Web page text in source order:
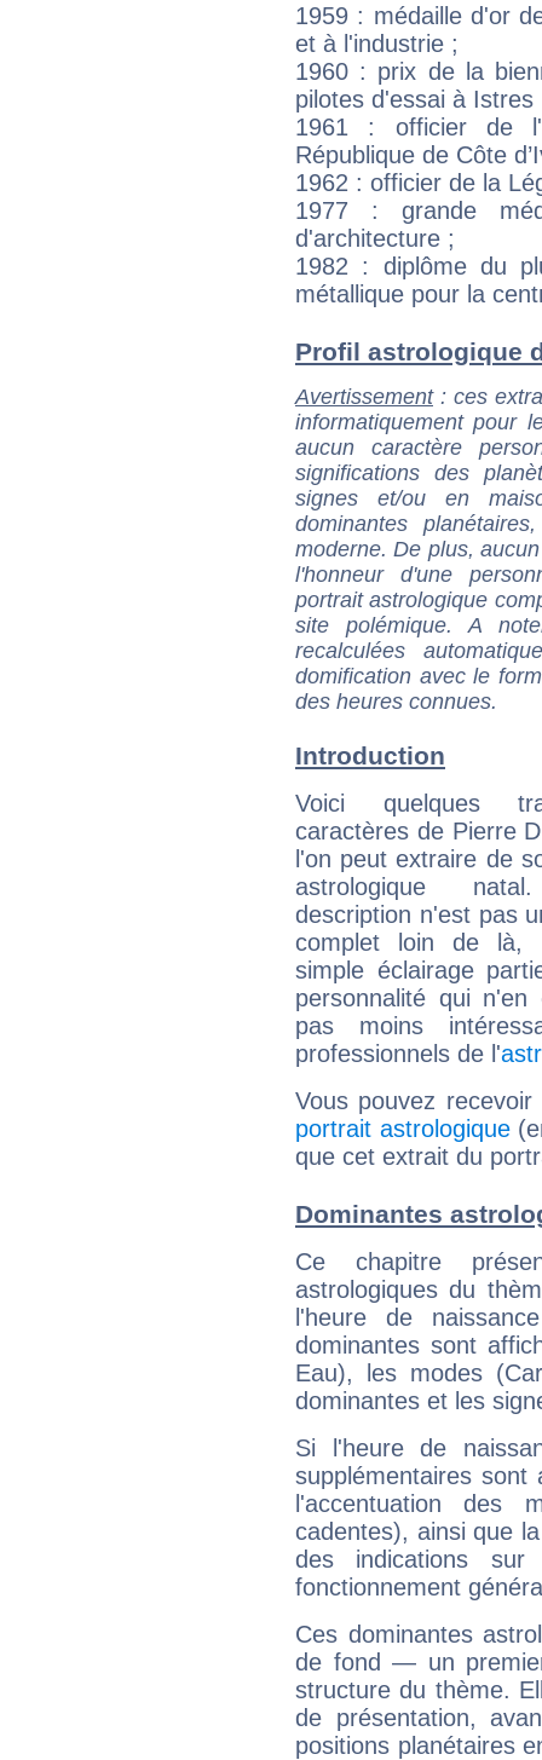
1959 : médaille d'or
et à l'industrie ;
1960 : prix de la
pilotes d'essai à Istres
1961 : officier de
République de Côte
1962 : officier de la
1977 : grande
d'architecture ;
1982 : diplôme du
métallique pour la
Profil astrologique
Avertissement: ces
informatiquement pour
aucun caractère
significations des
signes et/ou en
dominantes
moderne. De plus,
l'honneur d'une
portrait astrologique
site polémique. A
recalculées
domification avec le
des heures connues.
Introduction
Voici quelques
caractères de Pierre
l'on peut extraire de
astrologique
description n'est pas
complet loin de là,
simple éclairage
personnalité qui n'en
pas moins
professionnels de l'
Vous pouvez
portrait astrologique
que cet extrait du
Dominantes
Ce chapitre
astrologiques du
l'heure de
dominantes sont
Eau), les modes
dominantes et les
Si l'heure de
supplémentaires sont
l'accentuation des
cadentes), ainsi que
des indications sur
fonctionnement
Ces dominantes
de fond — un
structure du thème.
de présentation,
positions planétaires